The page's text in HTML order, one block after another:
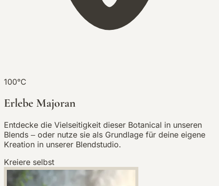
100°C
Erlebe Majoran
Entdecke die Vielseitigkeit dieser Botanical in unseren
Blends – oder nutze sie als Grundlage für deine eigene
Kreation in unserer Blendstudio.
Kreiere selbst